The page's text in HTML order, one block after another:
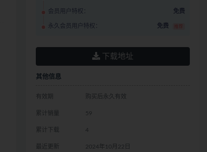
会员用户特权： 免费
永久会员用户特权： 免费 推荐
下载地址
其他信息
有效期 购买后永久有效
累计销量 59
累计下载 4
最近更新 2024年10月22日